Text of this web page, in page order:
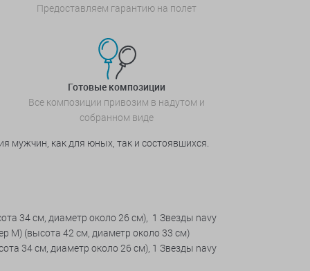
Предоставляем гарантию на полет
Готовые композиции
Все композиции привозим в надутом и
собранном виде
мужчин, как для юных, так и состоявшихся.
34 см, диаметр около 26 см), 1 Звезды navy
М) (высота 42 см, диаметр около 33 см)
34 см, диаметр около 26 см), 1 Звезды navy